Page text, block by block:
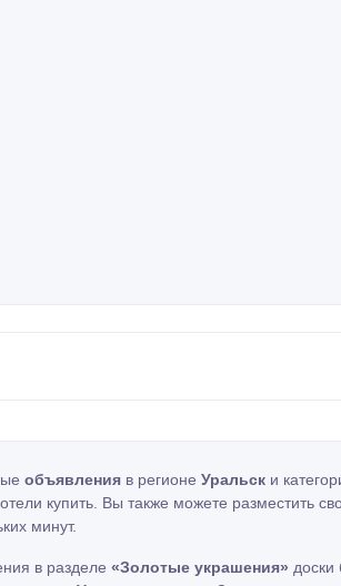
объявления в регионе Уральск и
купить. Вы также можете разместить
минут.
в разделе «Золотые украшения» доски